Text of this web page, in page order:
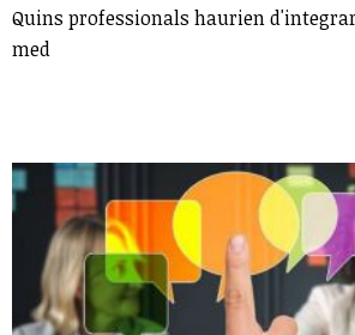
Quins professionals haurien
med